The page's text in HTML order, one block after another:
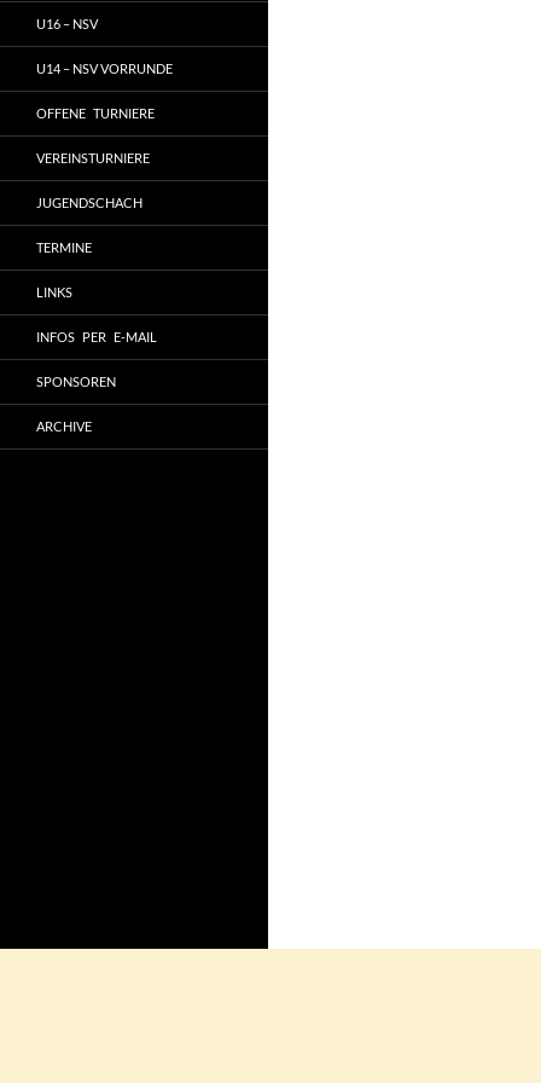
U16 – NSV
U14 – NSV VORRUNDE
OFFENE TURNIERE
VEREINSTURNIERE
JUGENDSCHACH
TERMINE
LINKS
INFOS PER E-MAIL
SPONSOREN
ARCHIVE